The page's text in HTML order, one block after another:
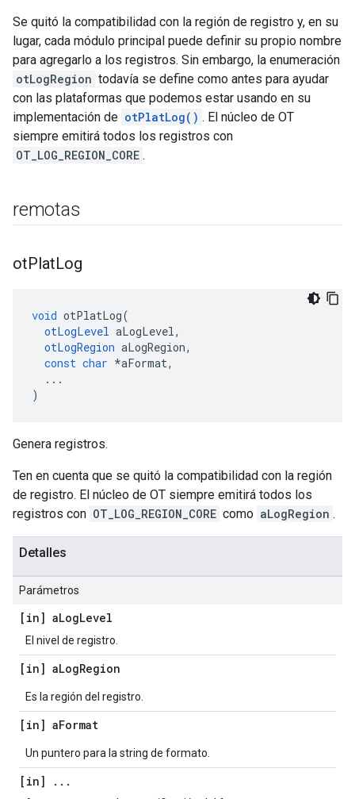
Se quitó la compatibilidad con la región de registro y, en su
lugar, cada módulo principal puede definir su propio nombre
para agregarlo a los registros. Sin embargo, la enumeración
otLogRegion todavía se define como antes para ayudar
con las plataformas que podemos estar usando en su
implementación de otPlatLog() . El núcleo de OT
siempre emitirá todos los registros con
OT_LOG_REGION_CORE .
remotas
otPlatLog
void otPlatLog(
otLogLevel aLogLevel,
otLogRegion aLogRegion,
const char *aFormat,
...
)
Genera registros.
Ten en cuenta que se quitó la compatibilidad con la región
de registro. El núcleo de OT siempre emitirá todos los
registros con OT_LOG_REGION_CORE como aLogRegion .
Detalles
Parámetros
[in] aLogLevel
El nivel de registro.
[in] aLogRegion
Es la región del registro.
[in] aFormat
Un puntero para la string de formato.
[in] . . .